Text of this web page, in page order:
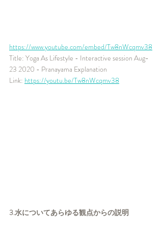
https://www.youtube.com/embed/Tw8nWcqmv38
Title: Yoga As Lifestyle - Interactive session Aug-
23 2020 - Pranayama Explanation
Link: https://youtu.be/Tw8nWcqmv38
3.水についてあらゆる観点からの説明